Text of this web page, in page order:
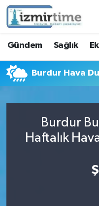
Gündem Sağlık
Burdur Hava
Burdur
Haftalık
Sağlık
Ekonomi
Foto Galeri
Hava Durumu
İzmir Namaz
Süper Lig Puan